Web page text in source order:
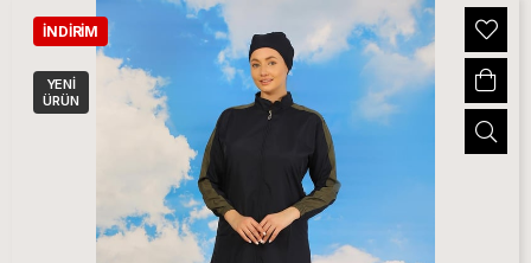
İNDIRIM
YENI
ÜRÜN